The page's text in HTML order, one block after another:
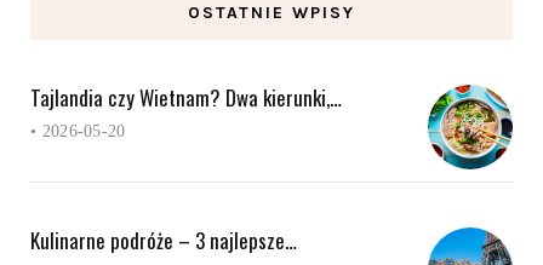
OSTATNIE WPISY
Tajlandia czy Wietnam? Dwa kierunki,…
• 2026-05-20
Kulinarne podróże – 3 najlepsze…